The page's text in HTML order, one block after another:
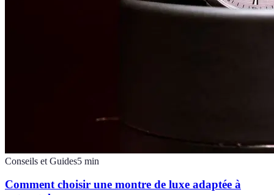
Conseils et Guides5 min
Comment choisir une montre de luxe adaptée à